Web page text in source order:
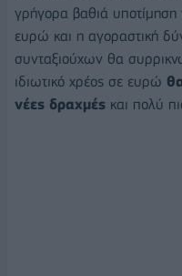
γρήγορα βαθιά
ευρώ και η αγοραστική
συνταξιούχων θα
ιδιωτικό χρέος σε ευρώ
νέες δραχμές και πολύ